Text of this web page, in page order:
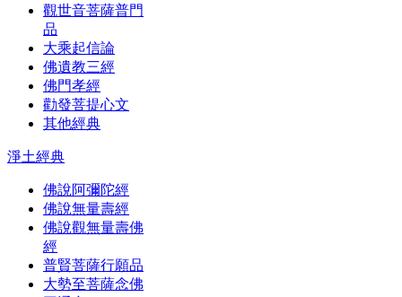
觀世音菩薩普門
品
大乘起信論
佛遺教三經
佛門孝經
勸發菩提心文
其他經典
淨土經典
佛說阿彌陀經
佛說無量壽經
佛說觀無量壽佛
經
普賢菩薩行願品
大勢至菩薩念佛